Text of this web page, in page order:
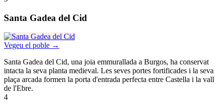
Santa Gadea del Cid
Vegeu el poble →
Santa Gadea del Cid, una joia emmurallada a Burgos, ha conservat
intacta la seva planta medieval. Les seves portes fortificades i la seva
plaça arcada formen la porta d'entrada perfecta entre Castella i la vall
de l'Ebre.
4